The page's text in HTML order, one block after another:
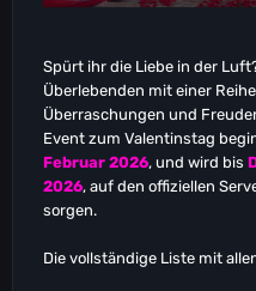
Spürt ihr die Liebe in der
Überlebenden mit einer
Überraschungen und
Event zum Valentinstag
Februar 2026, und wird bis
2026, auf den offiziellen
sorgen.
Die vollständige Liste mit